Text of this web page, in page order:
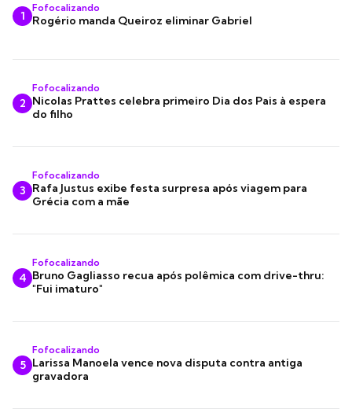
1
Fofocalizando
Rogério manda Queiroz eliminar Gabriel
2
Fofocalizando
Nicolas Prattes celebra primeiro Dia dos Pais à espera
do filho
3
Fofocalizando
Rafa Justus exibe festa surpresa após viagem para
Grécia com a mãe
4
Fofocalizando
Bruno Gagliasso recua após polêmica com drive-thru:
"Fui imaturo"
5
Fofocalizando
Larissa Manoela vence nova disputa contra antiga
gravadora